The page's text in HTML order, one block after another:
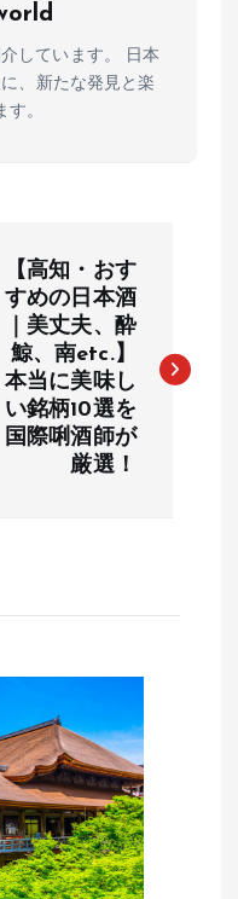
しています。 日本
、新たな発見と楽
す。
【高知・おす
すめの日本酒
｜美丈夫、酔
鯨、南etc.】
本当に美味し
い銘柄10選を
国際唎酒師が
厳選！